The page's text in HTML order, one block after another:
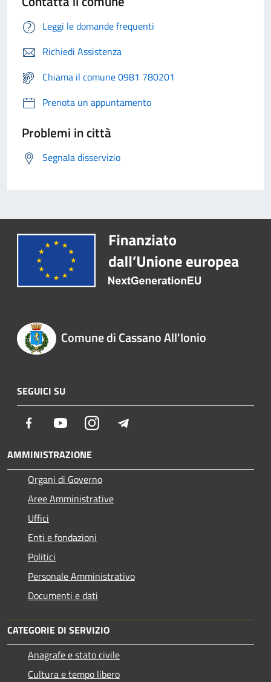
Leggi le domande frequenti
Richiedi Assistenza
Chiama il comune 0981 780201
Prenota un appuntamento
Problemi in città
Segnala disservizio
Comune di Cassano All'Ionio
SEGUICI SU
Facebook YoutubeInstagram
AMMINISTRAZIONE
Organi di Governo
Aree Amministrative
Uffici
Enti e fondazioni
Politici
Personale Amministrativo
Documenti e dati
CATEGORIE DI SERVIZIO
Anagrafe e stato civile
Cultura e tempo libero